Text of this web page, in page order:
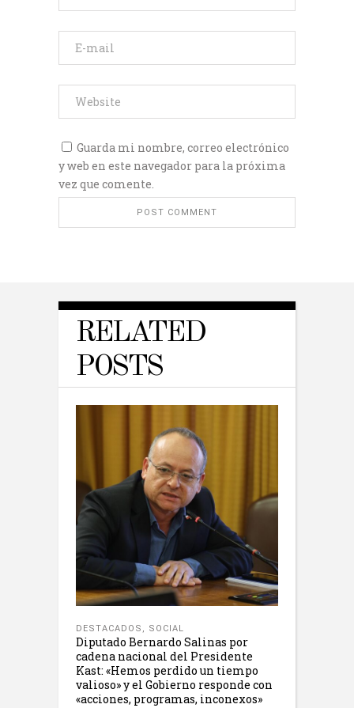
Guarda mi nombre, correo electrónico
y web en este navegador para la próxima
vez que comente.
RELATED
POSTS
DESTACADOS , SOCIAL
Diputado Bernardo Salinas por
cadena nacional del Presidente
Kast: «Hemos perdido un tiempo
valioso» y el Gobierno responde con
«acciones, programas, inconexos»